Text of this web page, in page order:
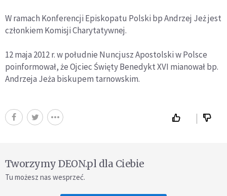
W ramach Konferencji Episkopatu Polski bp Andrzej Jeż jest
członkiem Komisji Charytatywnej.
12 maja 2012 r. w południe Nuncjusz Apostolski w Polsce
poinformował, że Ojciec Święty Benedykt XVI mianował bp.
Andrzeja Jeża biskupem tarnowskim.
Tworzymy DEON.pl dla Ciebie
Tu możesz nas wesprzeć.